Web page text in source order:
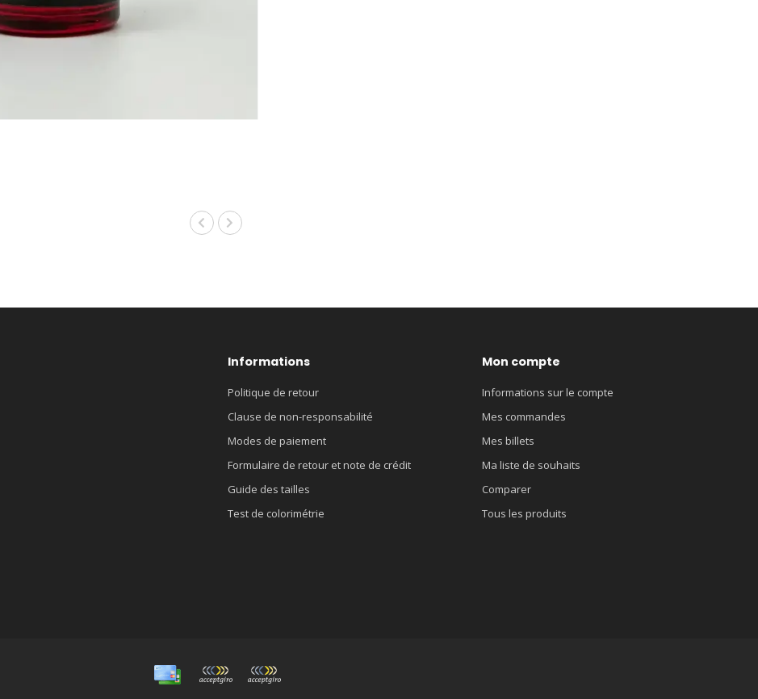
Informations
Politique de retour
Clause de non-responsabilité
Modes de paiement
Formulaire de retour et note de crédit
Guide des tailles
Test de colorimétrie
Mon compte
Informations sur le compte
Mes commandes
Mes billets
Ma liste de souhaits
Comparer
Tous les produits